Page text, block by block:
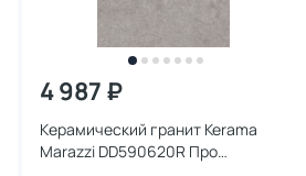
4 987 ₽
Керамический гранит Kerama
Marazzi DD590620R Про